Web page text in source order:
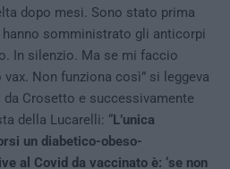
dopo mesi. Sono stato prima
somministrato gli anticorpi
In silenzio. Ma se mi faccio
Non funziona così” si leggeva
Crosetto e successivamente
della Lucarelli: “L’unica
un diabetico-obeso-
al Covid da vaccinato è: ‘se non